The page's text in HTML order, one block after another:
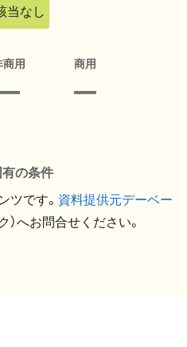
当なし
商用 商用
の条件
ツです。 資料提供元デーベー
）へお問合せください。